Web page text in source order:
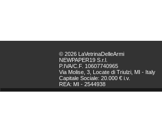
© 2026 LaVetrinaDelleArmi
NEWPAPER19 S.r.l.
P.IVA/C.F. 10607740965
Via Molise, 3, Locate di Triulzi, MI - Italy
Capitale Sociale: 20.000 € i.v.
REA: MI - 2544938